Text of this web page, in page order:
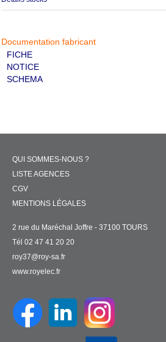
Documentation fabricant
FICHE
NOTICE
SCHEMA
QUI SOMMES-NOUS ?
LISTE AGENCES
CGV
MENTIONS LÉGALES
2 rue du Maréchal Joffre - 37100 TOURS
Tél 02 47 41 20 20
roy37@roy-sa.fr
www.royelec.fr